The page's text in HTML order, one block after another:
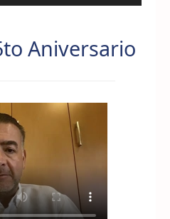
Aniversario